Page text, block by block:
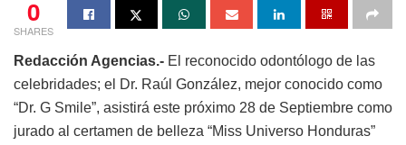
0
SHARES
Redacción Agencias.- El reconocido odontólogo de las
celebridades; el Dr. Raúl González, mejor conocido como
“Dr. G Smile”, asistirá este próximo 28 de Septiembre como
jurado al certamen de belleza “Miss Universo Honduras”